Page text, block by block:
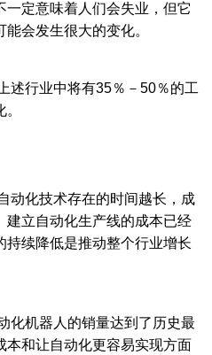
一定意味着人们会失业，但它
会发生很大的变化。
行业中将有35％－50％的工
化技术存在的时间越长，成
建立自动化生产线的成本已经
持续降低是推动整个行业增长
机器人的销量达到了历史最
本和让自动化更容易实现方面